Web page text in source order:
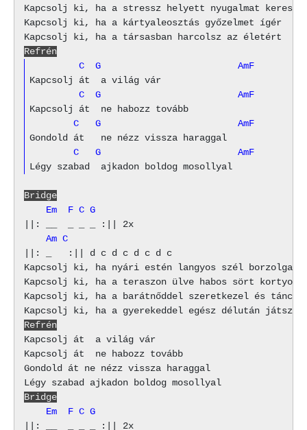
Kapcsolj ki, ha a stressz helyett nyugalmat
Kapcsolj ki, ha a kártyaleosztás győzelmet ígér
Refrén
         C  G                         AmF
         C  G                         AmF
        C   G                         AmF
        C   G                         AmF
Bridge
    Em  F C G
    Am C
||: _   :|| d c d c d c d c
Kapcsolj ki, ha nyári estén langyos szél borzolgat
Kapcsolj ki, ha a teraszon ülve habos sört
Kapcsolj ki, ha a barátnőddel szeretkezel és
Refrén
Kapcsolj át  a világ vár
Kapcsolj át  ne habozz tovább
Gondold át ne nézz vissza haraggal
Bridge
    Em  F C G